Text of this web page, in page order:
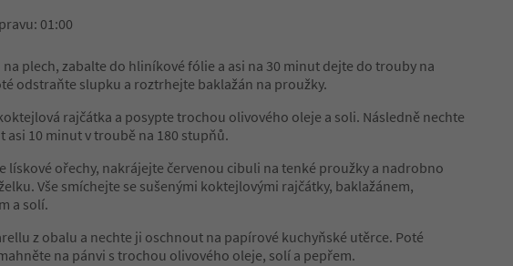
01:00
na plech, zabalte do hliníkové fólie a asi na 30 minut dejte do trouby na
odstraňte slupku a roztrhejte baklažán na proužky.
rajčátka a posypte trochou olivového oleje a soli. Následně nechte
asi 10 minut v troubě na 180 stupňů.
lískové ořechy, nakrájejte červenou cibuli na tenké proužky a nadrobno
Vše smíchejte se sušenými koktejlovými rajčátky, baklažánem,
a solí.
z obalu a nechte ji oschnout na papírové kuchyňské utěrce. Poté
na pánvi s trochou olivového oleje, solí a pepřem.